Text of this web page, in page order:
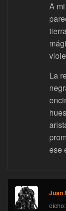
A
La
ese
Juan
dicho: